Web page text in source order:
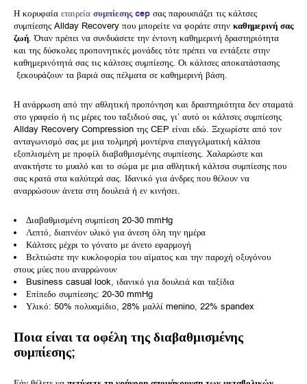
Η κορυφαία εταιρεία συμπίεσης cep σας παρουσιάζει τις κάλτσες
συμπίεσης Allday Recovery που μπορείτε να φοράτε στην καθημερινή σας
ζωή. Όταν πρέπει να συνδυάσετε την έντονη καθημερινή δραστηριότητα
και της δύσκολες προπονητικές μονάδες τότε πρέπει να εντάξετε στην
καθημερινότητά σας τις κάλτσες συμπίεσης. Οι κάλτσες αποκατάστασης
ξεκουράζουν τα βαριά σας πέλματα σε καθημερινή βάση.
Η ανάρρωση από την αθλητική προπόνηση και δραστηριότητα δεν σταματά
στο γραφείο ή τις μέρες του ταξιδιού σας, γι’ αυτό οι κάλτσες συμπίεσης
Allday Recovery Compression της CEP είναι εδώ. Ξεχωρίστε από τον
ανταγωνισμό σας με μια τολμηρή μοντέρνα επαγγελματική κάλτσα
εξοπλισμένη με προφίλ διαβαθμισμένης συμπίεσης. Χαλαρώστε και
ανακτήστε το μυαλό και το σώμα με μια αθλητική κάλτσα συμπίεσης που
σας κρατά στα καλύτερά σας. Ιδανικό για άνδρες που θέλουν να
αναρρώσουν άνετα στη δουλειά ή εν κινήσει.
Διαβαθμισμένη συμπίεση 20-30 mmHg
Λεπτό, διαπνέον υλικό για άνεση όλη την ημέρα
Κάλτσες μέχρι το γόνατο με άνετο εφαρμογή
Βελτιώστε την κυκλοφορία του αίματος και την παροχή οξυγόνου
στους μύες που αναρρώνουν
Business casual look, ιδανικό για δουλειά και ταξίδια
Επίπεδο συμπίεσης: 20-30 mmHg
Υλικό: 50% πολυαμίδιο, 28% μαλλί menino, 22% spandex
Ποια είναι τα οφέλη της διαβαθμισμένης
συμπίεσης;